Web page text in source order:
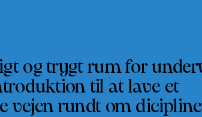
og trygt rum for
til at lave et
vejen rundt om